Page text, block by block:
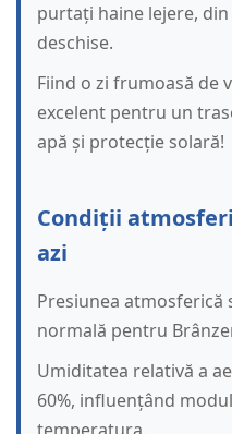
purtați haine lejere,
deschise.
Fiind o zi frumoasă de
excelent pentru un
apă și protecție solară!
Condiții
azi
Presiunea atmosferică
normală pentru
Umiditatea relativă a
60%, influențând